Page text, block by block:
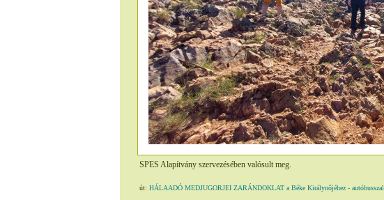
SPES Alapítvány szervezésében valósult meg.
út: HÁLAADÓ MEDJUGORJEI ZARÁNDOKLAT a Béke Királynőjéhez - autóbusszal